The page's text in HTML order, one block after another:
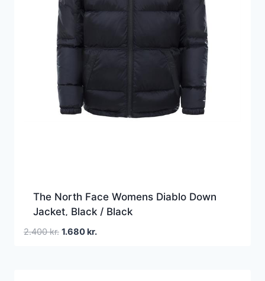
The North Face Womens Diablo Down
Jacket, Black / Black
2.400kr. Den
1.680kr.Den